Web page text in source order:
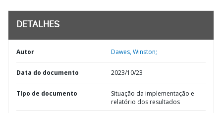
DETALHES
Autor Dawes, Winston;
Data do documento 2023/10/23
TIpo de documento
Situação da implementação e
relatório dos resultados